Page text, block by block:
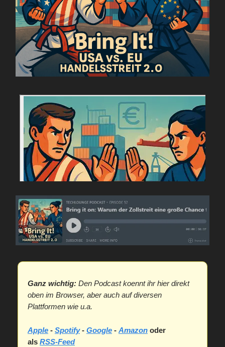
Ganz wichtig: Den Podcast koennt ihr hier direkt
oben im Browser, aber auch auf diversen
Plattformen wie u.a.
Apple - Spotify- Google - Amazon oder
als RSS-Feed